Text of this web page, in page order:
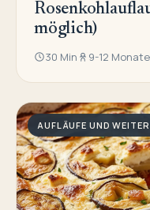
möglich)
30 Min 9-12 Monate
AUFLÄUFE UND